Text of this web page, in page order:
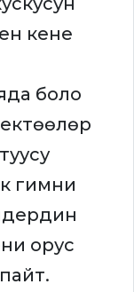
кене
боло
гимни
орус